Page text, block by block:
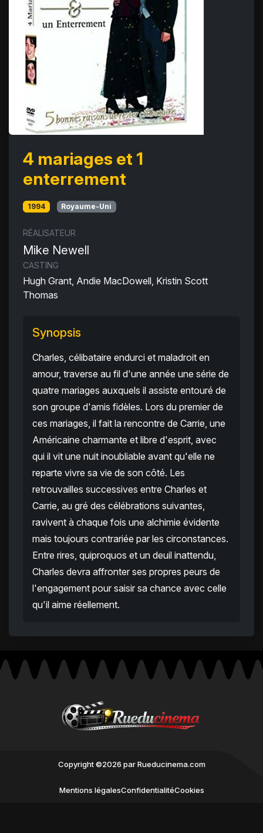
4 mariages et 1
enterrement
1994 Royaume-Uni
RÉALISATEUR
Mike Newell
CASTING
Hugh Grant, Andie MacDowell, Kristin Scott
Thomas
Synopsis
Charles, célibataire endurci et maladroit en
amour, traverse au fil d'une année une série de
quatre mariages auxquels il assiste entouré de
son groupe d'amis fidèles. Lors du premier de
ces mariages, il fait la rencontre de Carrie, une
Américaine charmante et libre d'esprit, avec
qui il vit une nuit inoubliable avant qu'elle ne
reparte vivre sa vie de son côté. Les
retrouvailles successives entre Charles et
Carrie, au gré des célébrations suivantes,
ravivent à chaque fois une alchimie évidente
mais toujours contrariée par les circonstances.
Entre rires, quiproquos et un deuil inattendu,
Charles devra affronter ses propres peurs de
l'engagement pour saisir sa chance avec celle
qu'il aime réellement.
Copyright ©2026 par Rueducinema.com
Mentions légalesConfidentialitéCookies